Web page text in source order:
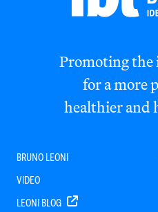
Promoting the
for a more
healthier and
BRUNO LEONI
VIDEO
LEONI BLOG